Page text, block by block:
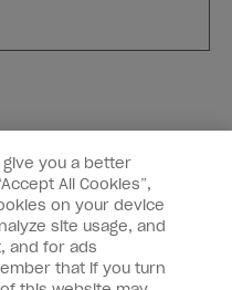
you a better
All Cookies”,
on your device
site usage, and
and for ads
that if you turn